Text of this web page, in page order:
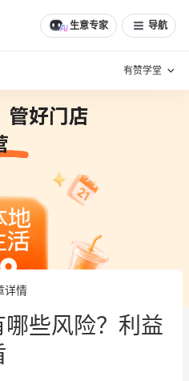
生意专家 导航
有赞学堂
增长方法
有赞专家说
新零售最佳实践
分享
详情
些风险？利益